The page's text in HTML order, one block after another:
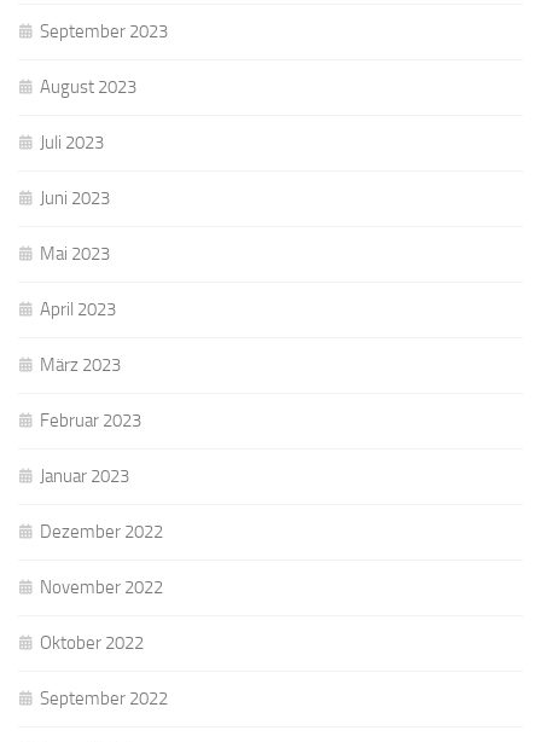
September 2023
August 2023
Juli 2023
Juni 2023
Mai 2023
April 2023
März 2023
Februar 2023
Januar 2023
Dezember 2022
November 2022
Oktober 2022
September 2022